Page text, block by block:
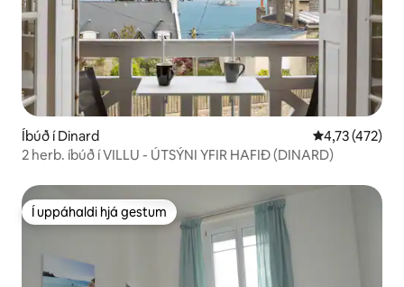
Íbúð í Dinard 4,73 af 5 í
4,73 (472)
2 herb. íbúð í VILLU - ÚTSÝNI YFIR HAFIÐ (DINARD)
Í uppáhaldi hjá gestum
Í uppáhaldi hjá gestum